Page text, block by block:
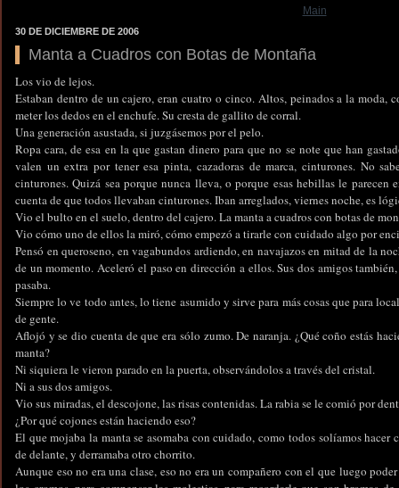
Main
30 DE DICIEMBRE DE 2006
Manta a Cuadros con Botas de Montaña
Los vio de lejos.
Estaban dentro de un cajero, eran cuatro o cinco. Altos, peinados a la moda,
meter los dedos en el enchufe. Su cresta de gallito de corral.
Una generación asustada, si juzgásemos por el pelo.
Ropa cara, de esa en la que gastan dinero para que no se note que han
valen un extra por tener esa pinta, cazadoras de marca, cinturones. No
cinturones. Quizá sea porque nunca lleva, o porque esas hebillas le parecen
cuenta de que todos llevaban cinturones. Iban arreglados, viernes noche, es
Vio el bulto en el suelo, dentro del cajero. La manta a cuadros con botas de
Vio cómo uno de ellos la miró, cómo empezó a tirarle con cuidado algo por
Pensó en queroseno, en vagabundos ardiendo, en navajazos en mitad de la
de un momento. Aceleró el paso en dirección a ellos. Sus dos amigos
pasaba.
Siempre lo ve todo antes, lo tiene asumido y sirve para más cosas que para
de gente.
Aflojó y se dio cuenta de que era sólo zumo. De naranja. ¿Qué coño estás
manta?
Ni siquiera le vieron parado en la puerta, observándolos a través del cristal.
Ni a sus dos amigos.
Vio sus miradas, el descojone, las risas contenidas. La rabia se le comió por
¿Por qué cojones están haciendo eso?
El que mojaba la manta se asomaba con cuidado, como todos solíamos hacer
de delante, y derramaba otro chorrito.
Aunque eso no era una clase, eso no era un compañero con el que luego